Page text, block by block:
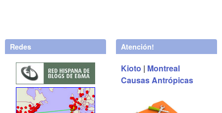
Redes Atención!
Kioto | Montreal
Causas Antrópicas